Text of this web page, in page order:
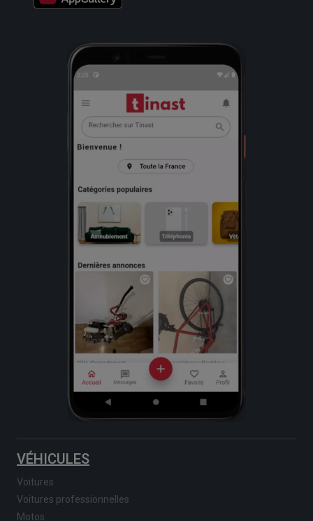
VÉHICULES
Voitures
Voitures professionnelles
Motos